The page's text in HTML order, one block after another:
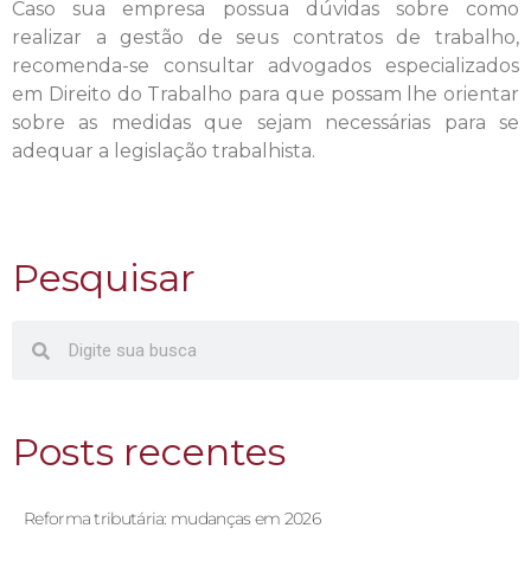
Caso sua empresa possua dúvidas sobre como
realizar a gestão de seus contratos de trabalho,
recomenda-se consultar advogados especializados
em Direito do Trabalho para que possam lhe orientar
sobre as medidas que sejam necessárias para se
adequar a legislação trabalhista.
Pesquisar
Posts recentes
Reforma tributária: mudanças em 2026